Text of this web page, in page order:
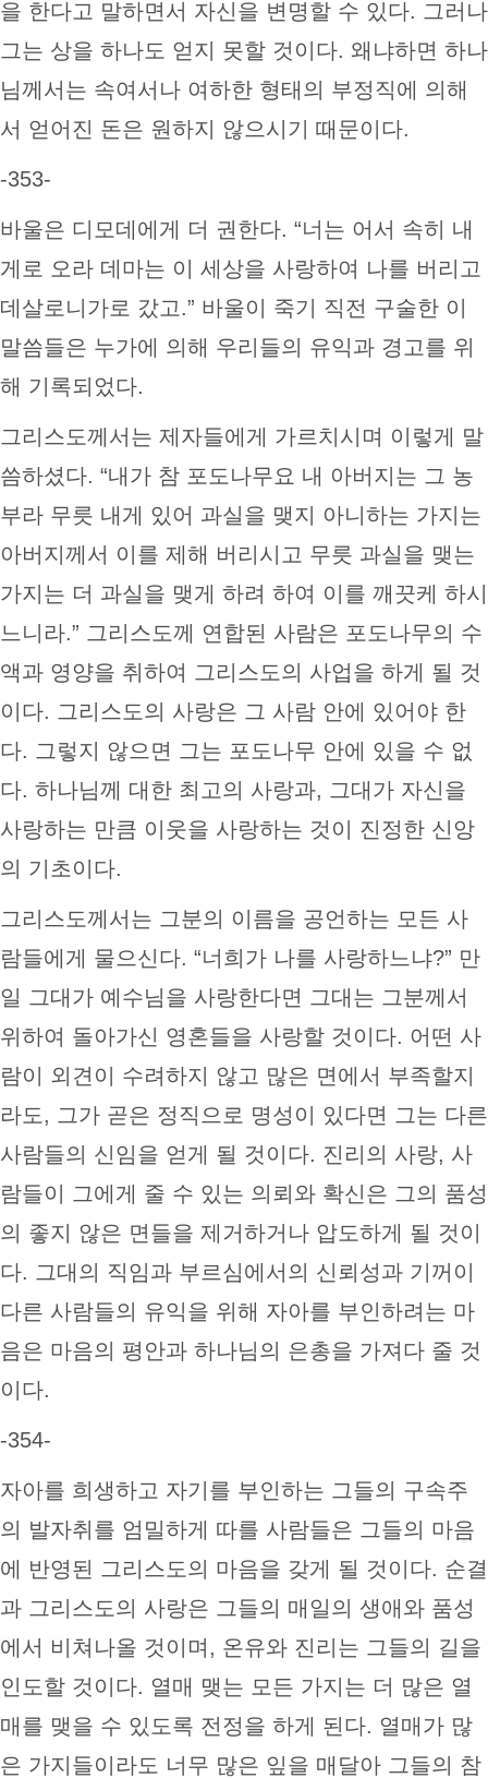
을 한다고 말하면서 자신을 변명할 수 있다. 그러나
그는 상을 하나도 얻지 못할 것이다. 왜냐하면 하나
님께서는 속여서나 여하한 형태의 부정직에 의해
서 얻어진 돈은 원하지 않으시기 때문이다.
-353-
바울은 디모데에게 더 권한다. “너는 어서 속히 내
게로 오라 데마는 이 세상을 사랑하여 나를 버리고
데살로니가로 갔고.” 바울이 죽기 직전 구술한 이
말씀들은 누가에 의해 우리들의 유익과 경고를 위
해 기록되었다.
그리스도께서는 제자들에게 가르치시며 이렇게 말
씀하셨다. “내가 참 포도나무요 내 아버지는 그 농
부라 무릇 내게 있어 과실을 맺지 아니하는 가지는
아버지께서 이를 제해 버리시고 무릇 과실을 맺는
가지는 더 과실을 맺게 하려 하여 이를 깨끗케 하시
느니라.” 그리스도께 연합된 사람은 포도나무의 수
액과 영양을 취하여 그리스도의 사업을 하게 될 것
이다. 그리스도의 사랑은 그 사람 안에 있어야 한
다. 그렇지 않으면 그는 포도나무 안에 있을 수 없
다. 하나님께 대한 최고의 사랑과, 그대가 자신을
사랑하는 만큼 이웃을 사랑하는 것이 진정한 신앙
의 기초이다.
그리스도께서는 그분의 이름을 공언하는 모든 사
람들에게 물으신다. “너희가 나를 사랑하느냐?” 만
일 그대가 예수님을 사랑한다면 그대는 그분께서
위하여 돌아가신 영혼들을 사랑할 것이다. 어떤 사
람이 외견이 수려하지 않고 많은 면에서 부족할지
라도, 그가 곧은 정직으로 명성이 있다면 그는 다른
사람들의 신임을 얻게 될 것이다. 진리의 사랑, 사
람들이 그에게 줄 수 있는 의뢰와 확신은 그의 품성
의 좋지 않은 면들을 제거하거나 압도하게 될 것이
다. 그대의 직임과 부르심에서의 신뢰성과 기꺼이
다른 사람들의 유익을 위해 자아를 부인하려는 마
음은 마음의 평안과 하나님의 은총을 가져다 줄 것
이다.
-354-
자아를 희생하고 자기를 부인하는 그들의 구속주
의 발자취를 엄밀하게 따를 사람들은 그들의 마음
에 반영된 그리스도의 마음을 갖게 될 것이다. 순결
과 그리스도의 사랑은 그들의 매일의 생애와 품성
에서 비쳐나올 것이며, 온유와 진리는 그들의 길을
인도할 것이다. 열매 맺는 모든 가지는 더 많은 열
매를 맺을 수 있도록 전정을 하게 된다. 열매가 많
은 가지들이라도 너무 많은 잎을 매달아 그들의 참